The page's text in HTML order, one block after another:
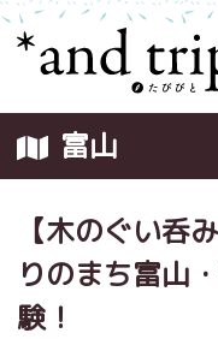
富山
【木のぐい呑
りのまち富山
験！